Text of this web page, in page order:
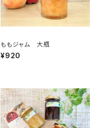
ももジャム 大瓶
¥920